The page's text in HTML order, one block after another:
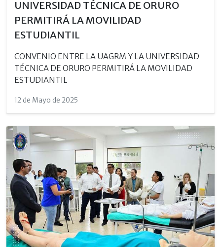
UNIVERSIDAD TÉCNICA DE ORURO
PERMITIRÁ LA MOVILIDAD
ESTUDIANTIL
CONVENIO ENTRE LA UAGRM Y LA UNIVERSIDAD
TÉCNICA DE ORURO PERMITIRÁ LA MOVILIDAD
ESTUDIANTIL
12 de Mayo de 2025